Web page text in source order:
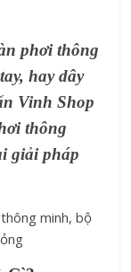
phơi thông
hay dây
Vinh Shop
thông
giải pháp